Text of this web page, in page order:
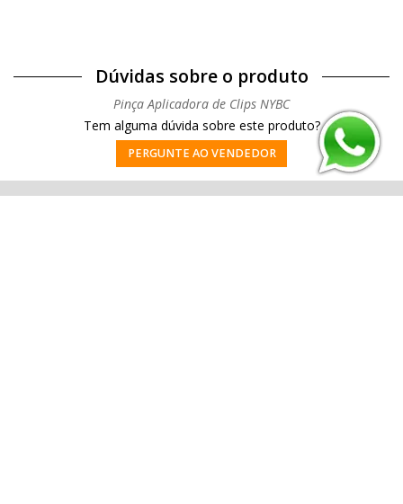
Dúvidas sobre o produto
Pinça Aplicadora de Clips NYBC
Tem alguma dúvida sobre este produto?
PERGUNTE AO VENDEDOR